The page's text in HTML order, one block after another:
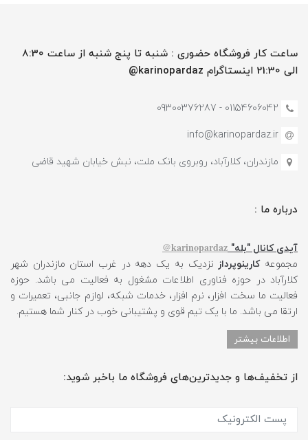
ساعت کار فروشگاه حضوری : شنبه تا پنج شنبه از ساعت 8:30
الی 21:30 اینستاگرام karinopardaz@
01154606042 - 09300376287
info@karinopardaz.ir
مازندران، کلارآباد، روبروی بانک ملت، نبش خیابان شهید قاضی
درباره ما :
آیدی کانال "بله" karinopardaz@
مجموعهکارینوپرداز نزدیک به یک دهه در غرب استان مازندران شهر
کلارآباد در حوزه فناوری اطلاعات مشغول به فعالیت می باشد. حوزه
فعالیت ما سخت افزار، نرم افزار، خدمات شبکه، لوازم جانبی، تعمیرات و
ارتقا می باشد. ما با یک تیم قوی و پشتیبانی خوب در کنار شما هستیم.
اطلاعات بیشتر
از تخفیف‌ها و جدیدترین‌های فروشگاه ما باخبر شوید: